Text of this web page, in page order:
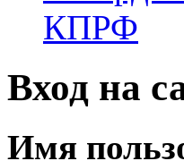
КПРФ
Вход на
Имя